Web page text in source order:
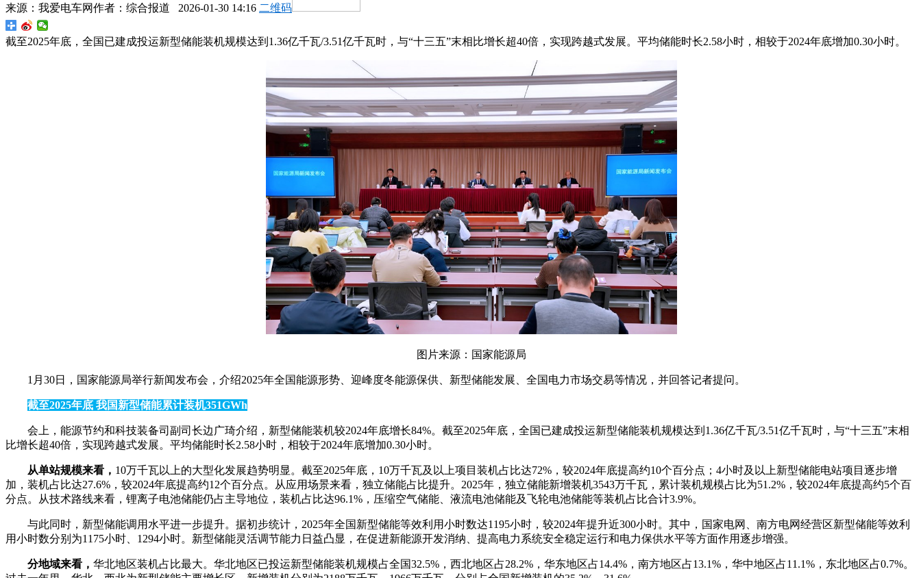
来源： 我爱电车网作者： 综合报道 2026-01-30 14:16 二维码
截至2025年底，全国已建成投运新型储能装机规模达到1.36亿千瓦/3.51亿千瓦时，与“十三五”末相比增长超40倍，实现跨越式发展。平均储能时长2.58小时，相较于2024年底增加0.30小时。
图片来源：国家能源局
1月30日，国家能源局举行新闻发布会，介绍2025年全国能源形势、迎峰度冬能源保供、新型储能发展、全国电力市场交易等情况，并回答记者提问。
截至2025年底 我国新型储能累计装机351GWh
会上，能源节约和科技装备司副司长边广琦介绍，新型储能装机较2024年底增长84%。截至2025年底，全国已建成投运新型储能装机规模达到1.36亿千瓦/3.51亿千瓦时，与“十三五”末相
比增长超40倍，实现跨越式发展。平均储能时长2.58小时，相较于2024年底增加0.30小时。
从单站规模来看， 10万千瓦以上的大型化发展趋势明显。截至2025年底，10万千瓦及以上项目装机占比达72%，较2024年底提高约10个百分点；4小时及以上新型储能电站项目逐步增
加，装机占比达27.6%，较2024年底提高约12个百分点。从应用场景来看，独立储能占比提升。2025年，独立储能新增装机3543万千瓦，累计装机规模占比为51.2%，较2024年底提高约5个百
分点。从技术路线来看，锂离子电池储能仍占主导地位，装机占比达96.1%，压缩空气储能、液流电池储能及飞轮电池储能等装机占比合计3.9%。
与此同时，新型储能调用水平进一步提升。据初步统计，2025年全国新型储能等效利用小时数达1195小时，较2024年提升近300小时。其中，国家电网、南方电网经营区新型储能等效利
用小时数分别为1175小时、1294小时。新型储能灵活调节能力日益凸显，在促进新能源开发消纳、提高电力系统安全稳定运行和电力保供水平等方面作用逐步增强。
分地域来看， 华北地区装机占比最大。华北地区已投运新型储能装机规模占全国32.5%，西北地区占28.2%，华东地区占14.4%，南方地区占13.1%，华中地区占11.1%，东北地区占0.7%。